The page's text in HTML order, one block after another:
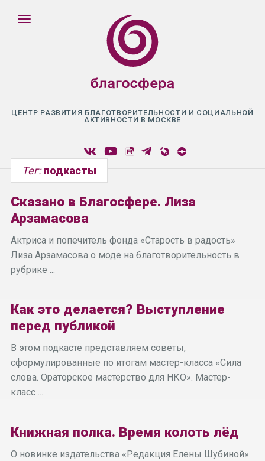
ЦЕНТР РАЗВИТИЯ БЛАГОТВОРИТЕЛЬНОСТИ И СОЦИАЛЬНОЙ
АКТИВНОСТИ В МОСКВЕ
Тег:подкасты
Сказано в Благосфере. Лиза
Арзамасова
Актриса и попечитель фонда «Старость в радость»
Лиза Арзамасова о моде на благотворительность в
рубрике ...
Как это делается? Выступление
перед публикой
В этом подкасте представляем советы,
сформулированные по итогам мастер-класса «Сила
слова. Ораторское мастерство для НКО». Мастер-
класс ...
Книжная полка. Время колоть лёд
О новинке издательства «Редакция Елены Шубиной»